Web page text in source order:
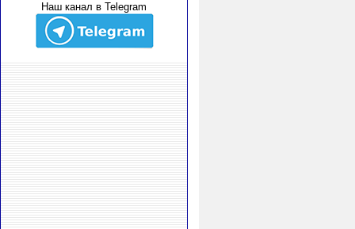
Наш канал в Telegram